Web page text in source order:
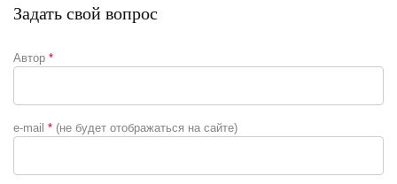
Задать свой вопрос
Автор *
e-mail * (не будет отображаться на сайте)